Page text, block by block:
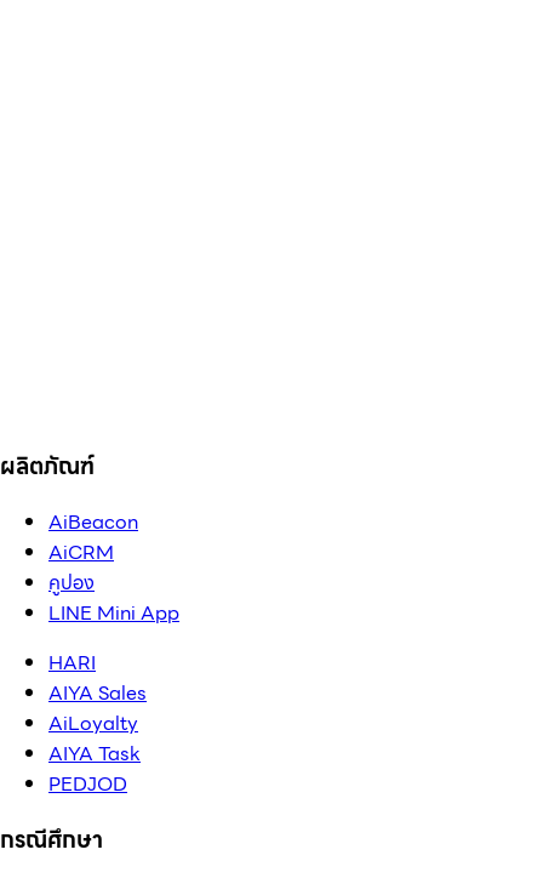
ผลิตภัณฑ์
AiBeacon
AiCRM
คูปอง
LINE Mini App
HARI
AIYA Sales
AiLoyalty
AIYA Task
PEDJOD
กรณีศึกษา